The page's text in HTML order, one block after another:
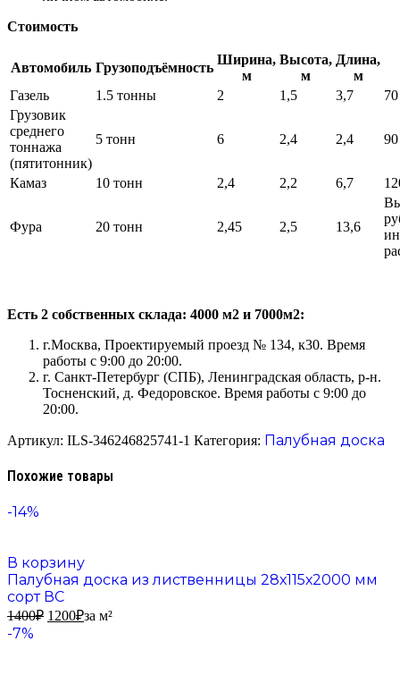
Стоимость
Автомобиль Грузоподъёмность
Ширина,
м
Высота,
м
Длина,
м
Газель
1.5 тонны 2 1,5 3,7
Грузовик
среднего
тоннажа
(пятитонник)
5 тонн 6 2,4 2,4
Камаз 10 тонн 2,4 2,2 6,7
Фура 20 тонн 2,45 2,5 13,6
Есть 2 собственных склада: 4000 м2 и 7000м2:
г.Москва, Проектируемый проезд № 134, к30. Время
работы с 9:00 до 20:00.
г. Санкт-Петербург (СПБ), Ленинградская область, р-н.
Тосненский, д. Федоровское. Время работы с 9:00 до
20:00.
Артикул: ILS-346246825741-1 Категория: Палубная доска
Похожие товары
-14%
В корзину
Палубная доска из лиственницы 28х115х2000 мм
сорт ВС
1400₽ 1200₽за м²
-7%